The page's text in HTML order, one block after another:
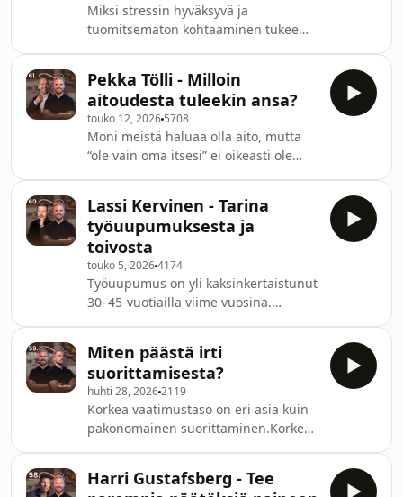
Miksi stressin hyväksyvä ja
tuomitsematon kohtaaminen tukee
poistaminen?Tässä jaksossa vieraana
on Laura Sokka – Stressiharha -kirjan
kirjoittanut ja aivotutkimuksesta
väitellyt psykologian tohtori, joka
haastaa totuttua stressipuhetta ja
ravistelee käsityksiämme
uupumuksesta, palautumisesta ja
suorituskyvystä.Sukellamme jaksossa
Pekka Tölli - Milloin
aitoudesta tuleekin ansa?
touko 12, 2026 5708
Moni meistä haluaa olla aito, mutta
“ole vain oma itsesi” ei oikeasti ole
Pekka Tölli, jolta on juuri tullut ulos
kirja Miten olla minä. Tässä jaksossa
käsitellään kirjan ytimessä olevaa
aitouden ja mukautumisen
ristiriitaa.Keskustelemme siitä, miten
nykykulttuuri korostaa
riippumattomuutta ja
“välittämättömyyttä” muiden
mielipiteistä,
Lassi Kervinen - Tarina
työuupumuksesta ja
toivosta
touko 5, 20264174
Työuupumus on yli kaksinkertaistunut
30–45-vuotiailla viime vuosina.
yksinäisyyttä ja ristiriitaa omien
arvojen ja työn vaatimusten välillä.
Toivoa on vähemmän, mutta tarve
sille suurempi kuin koskaan.Tässä
jaksossa vieraana on Lassi Kervinen,
Ardereum-yhtiön perustaja ja
toimitusjohtaja, joka puhuu
työelämän inhimillisistä kipukohdista
Miten päästä irti
suorittamisesta?
huhti 28, 20262119
Korkea vaatimustaso on eri asia kuin
pakonomainen suorittaminen.Korkea
Voimme löytää harmonisen intohimon
Harri Gustafsberg - Tee